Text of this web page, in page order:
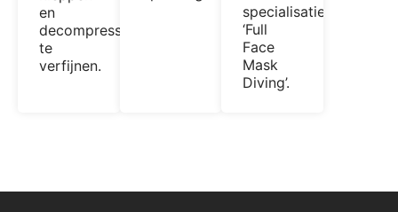
en
decompressiediscipline
te
verfijnen.
specialisatie
‘Full
Face
Mask
Diving’.